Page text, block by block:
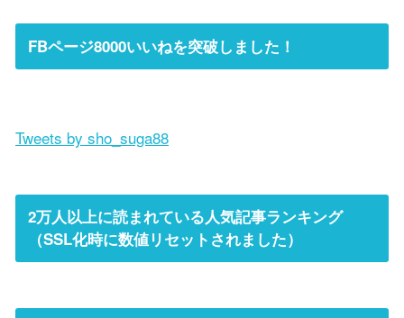
FBページ8000いいねを突破しました！
Tweets by sho_suga88
2万人以上に読まれている人気記事ランキング
（SSL化時に数値リセットされました）